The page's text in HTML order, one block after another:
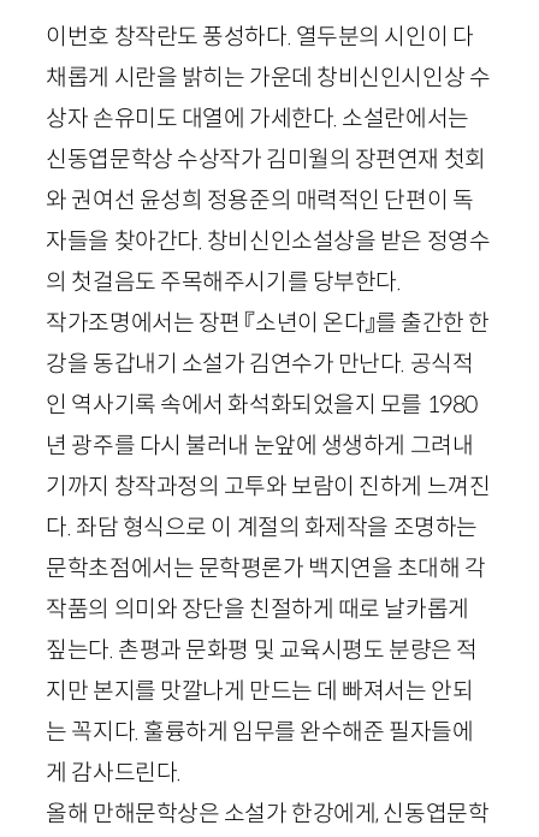
이번호 창작란도 풍성하다. 열두분의 시인이 다
채롭게 시란을 밝히는 가운데 창비신인시인상 수
상자 손유미도 대열에 가세한다. 소설란에서는
신동엽문학상 수상작가 김미월의 장편연재 첫회
와 권여선 윤성희 정용준의 매력적인 단편이 독
자들을 찾아간다. 창비신인소설상을 받은 정영수
의 첫걸음도 주목해주시기를 당부한다.
작가조명에서는 장편 『소년이 온다』를 출간한 한
강을 동갑내기 소설가 김연수가 만난다. 공식적
인 역사기록 속에서 화석화되었을지 모를 1980
년 광주를 다시 불러내 눈앞에 생생하게 그려내
기까지 창작과정의 고투와 보람이 진하게 느껴진
다. 좌담 형식으로 이 계절의 화제작을 조명하는
문학초점에서는 문학평론가 백지연을 초대해 각
작품의 의미와 장단을 친절하게 때로 날카롭게
짚는다. 촌평과 문화평 및 교육시평도 분량은 적
지만 본지를 맛깔나게 만드는 데 빠져서는 안되
는 꼭지다. 훌륭하게 임무를 완수해준 필자들에
게 감사드린다.
올해 만해문학상은 소설가 한강에게, 신동엽문학